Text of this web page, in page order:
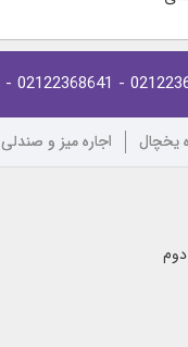
- 02122368641
- 02122065033
یخچال اجاره میز و صندلی